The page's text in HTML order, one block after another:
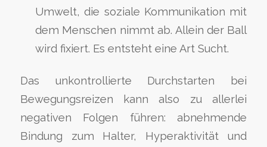
Umwelt, die soziale Kommunikation mit
dem Menschen nimmt ab. Allein der Ball
wird fixiert. Es entsteht eine Art Sucht.
Das unkontrollierte Durchstarten bei
Bewegungsreizen kann also zu allerlei
negativen Folgen führen: abnehmende
Bindung zum Halter, Hyperaktivität und